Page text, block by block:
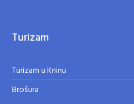
Turizam
Turizam u Kninu
Brošura